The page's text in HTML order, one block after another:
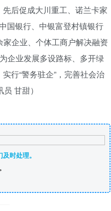
后促成大川重工、诺兰卡家
国银行、中银富登村镇银行
企业、个体工商户解决融资
企业发展多设路标、多开绿
行“警务驻企”，完善社会治
甘甜）
时处理。